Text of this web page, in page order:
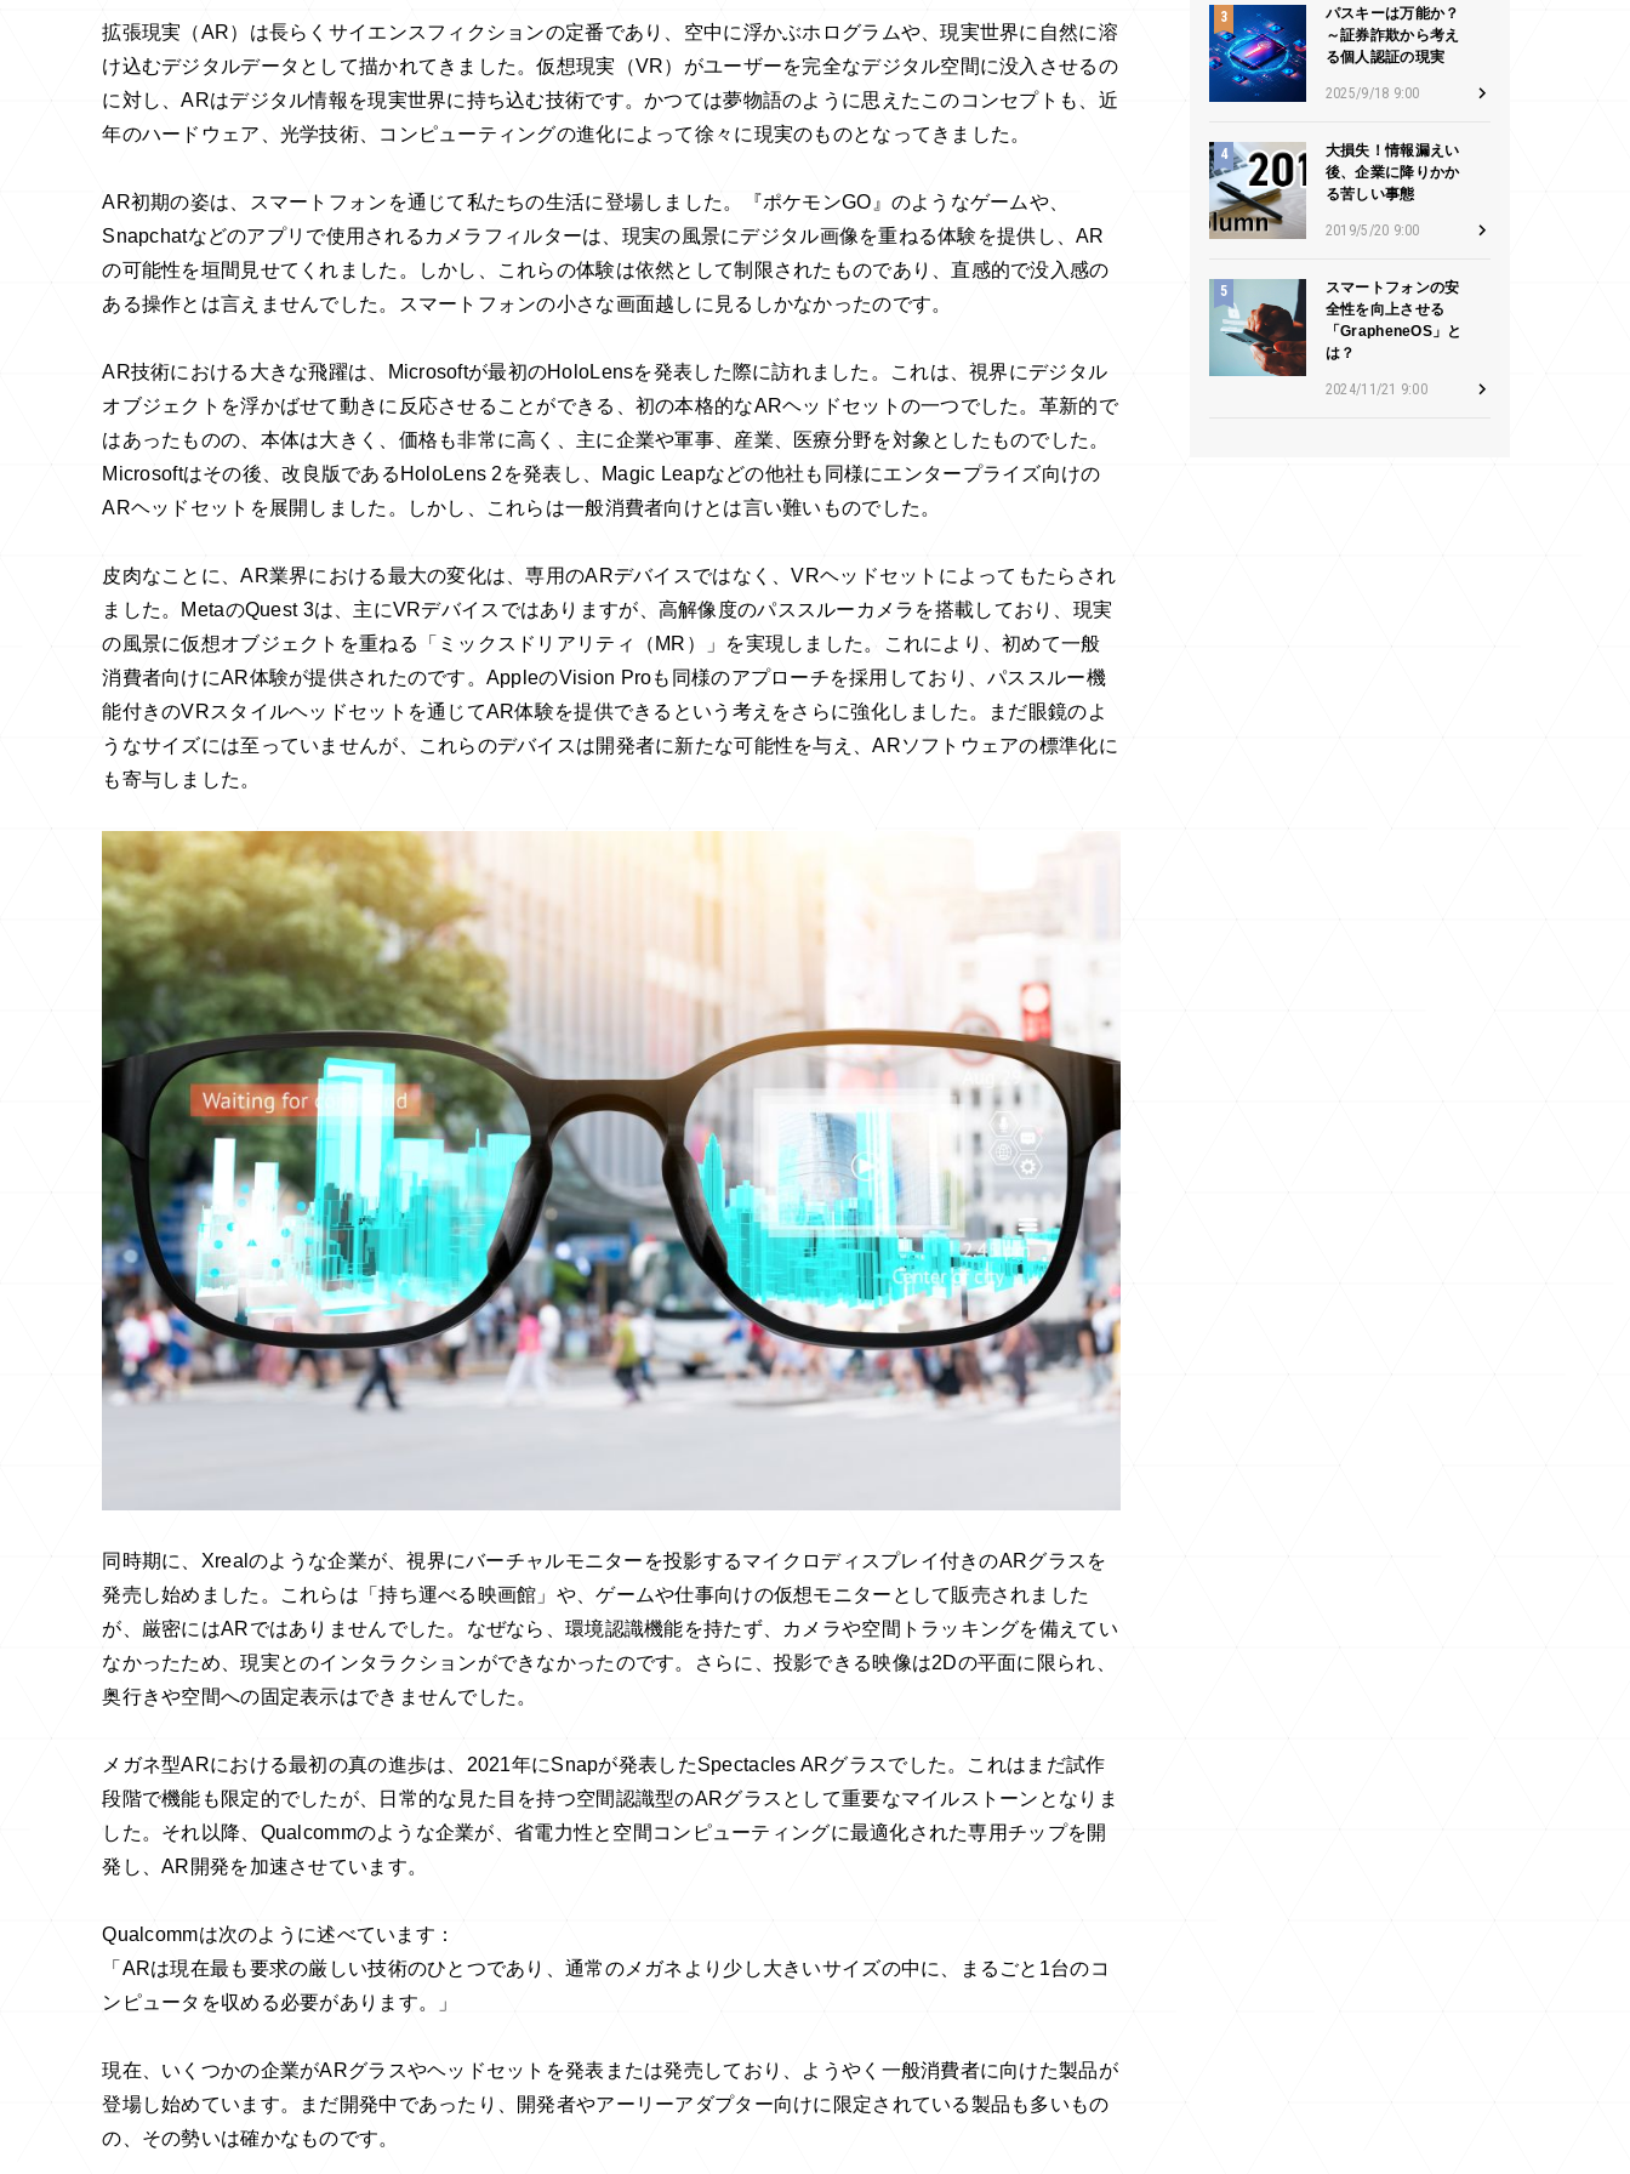
拡張現実（AR）は長らくサイエンスフィクションの定番であり、空中に浮かぶホログラムや、現実世界に自然に溶
け込むデジタルデータとして描かれてきました。仮想現実（VR）がユーザーを完全なデジタル空間に没入させるの
に対し、ARはデジタル情報を現実世界に持ち込む技術です。かつては夢物語のように思えたこのコンセプトも、近
年のハードウェア、光学技術、コンピューティングの進化によって徐々に現実のものとなってきました。
AR初期の姿は、スマートフォンを通じて私たちの生活に登場しました。『ポケモンGO』のようなゲームや、
Snapchatなどのアプリで使用されるカメラフィルターは、現実の風景にデジタル画像を重ねる体験を提供し、AR
の可能性を垣間見せてくれました。しかし、これらの体験は依然として制限されたものであり、直感的で没入感の
ある操作とは言えませんでした。スマートフォンの小さな画面越しに見るしかなかったのです。
AR技術における大きな飛躍は、Microsoftが最初のHoloLensを発表した際に訪れました。これは、視界にデジタル
オブジェクトを浮かばせて動きに反応させることができる、初の本格的なARヘッドセットの一つでした。革新的で
はあったものの、本体は大きく、価格も非常に高く、主に企業や軍事、産業、医療分野を対象としたものでした。
Microsoftはその後、改良版であるHoloLens 2を発表し、Magic Leapなどの他社も同様にエンタープライズ向けの
ARヘッドセットを展開しました。しかし、これらは一般消費者向けとは言い難いものでした。
皮肉なことに、AR業界における最大の変化は、専用のARデバイスではなく、VRヘッドセットによってもたらされ
ました。MetaのQuest 3は、主にVRデバイスではありますが、高解像度のパススルーカメラを搭載しており、現実
の風景に仮想オブジェクトを重ねる「ミックスドリアリティ（MR）」を実現しました。これにより、初めて一般
消費者向けにAR体験が提供されたのです。AppleのVision Proも同様のアプローチを採用しており、パススルー機
能付きのVRスタイルヘッドセットを通じてAR体験を提供できるという考えをさらに強化しました。まだ眼鏡のよ
うなサイズには至っていませんが、これらのデバイスは開発者に新たな可能性を与え、ARソフトウェアの標準化に
も寄与しました。
同時期に、Xrealのような企業が、視界にバーチャルモニターを投影するマイクロディスプレイ付きのARグラスを
発売し始めました。これらは「持ち運べる映画館」や、ゲームや仕事向けの仮想モニターとして販売されました
が、厳密にはARではありませんでした。なぜなら、環境認識機能を持たず、カメラや空間トラッキングを備えてい
なかったため、現実とのインタラクションができなかったのです。さらに、投影できる映像は2Dの平面に限られ、
奥行きや空間への固定表示はできませんでした。
メガネ型ARにおける最初の真の進歩は、2021年にSnapが発表したSpectacles ARグラスでした。これはまだ試作
段階で機能も限定的でしたが、日常的な見た目を持つ空間認識型のARグラスとして重要なマイルストーンとなりま
した。それ以降、Qualcommのような企業が、省電力性と空間コンピューティングに最適化された専用チップを開
発し、AR開発を加速させています。
Qualcommは次のように述べています：
「ARは現在最も要求の厳しい技術のひとつであり、通常のメガネより少し大きいサイズの中に、まるごと1台のコ
ンピュータを収める必要があります。」
現在、いくつかの企業がARグラスやヘッドセットを発表または発売しており、ようやく一般消費者に向けた製品が
登場し始めています。まだ開発中であったり、開発者やアーリーアダプター向けに限定されている製品も多いもの
の、その勢いは確かなものです。
パスキーは万能か？
～証券詐欺から考え
る個人認証の現実
2025/9/18 9:00
大損失！情報漏えい
後、企業に降りかか
る苦しい事態
2019/5/20 9:00
スマートフォンの安
全性を向上させる
「GrapheneOS」と
は？
2024/11/21 9:00